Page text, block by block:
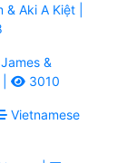
Aki A Kiệt |
&
3010
Vietnamese